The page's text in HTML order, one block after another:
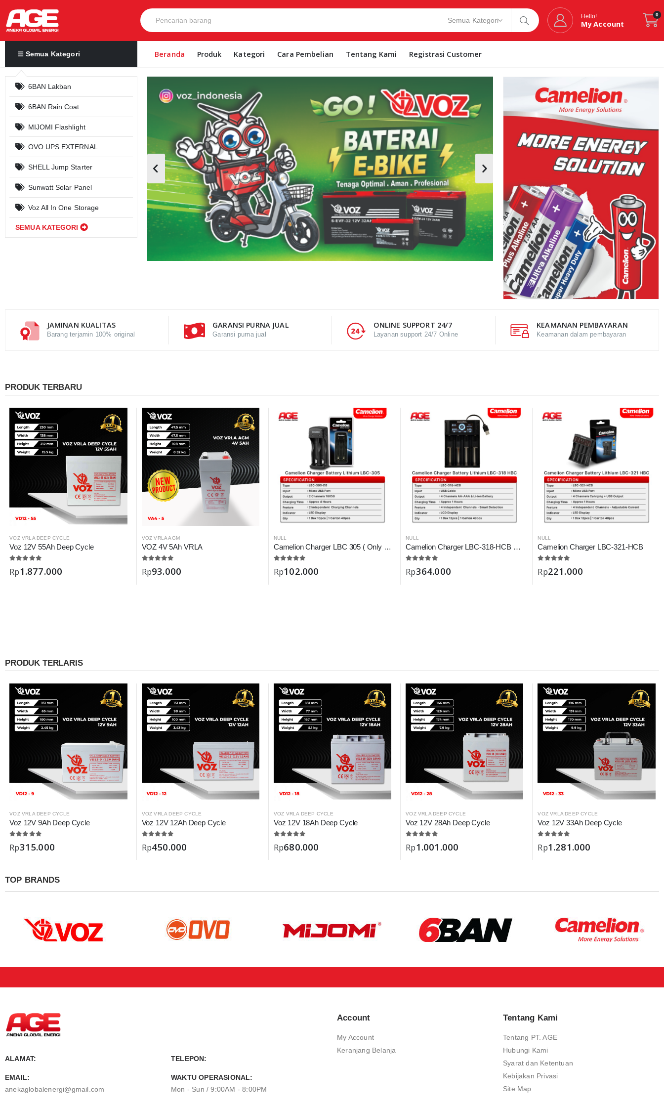
Hello!
My Account
0
Semua Kategori
6BAN Lakban
6BAN Rain Coat
MIJOMI Flashlight
OVO UPS EXTERNAL
SHELL Jump Starter
Sunwatt Solar Panel
Voz All In One Storage
SEMUA KATEGORI
Beranda Produk Kategori Cara Pembelian Tentang Kami Registrasi Customer
JAMINAN KUALITAS
Barang terjamin 100% original
GARANSI PURNA JUAL
Garansi purna jual
ONLINE SUPPORT 24/7
Layanan support 24/7 Online
KEAMANAN PEMBAYARAN
Keamanan dalam pembayaran
PRODUK TERBARU
VOZ VRLA DEEP CYCLE
Voz 12V 55Ah Deep Cycle
Rp1.877.000
VOZ VRLA AGM
VOZ 4V 5Ah VRLA
Rp93.000
NULL
Camelion Charger LBC 305 ( Only Battery 18650 )
Rp102.000
NULL
Camelion Charger LBC-318-HCB Digital
Rp364.000
NULL
Camelion Charger LBC-321-HCB
Rp221.000
PRODUK TERLARIS
VOZ VRLA DEEP CYCLE
Voz 12V 9Ah Deep Cycle
Rp315.000
VOZ VRLA DEEP CYCLE
Voz 12V 12Ah Deep Cycle
Rp450.000
VOZ VRLA DEEP CYCLE
Voz 12V 18Ah Deep Cycle
Rp680.000
VOZ VRLA DEEP CYCLE
Voz 12V 28Ah Deep Cycle
Rp1.001.000
VOZ VRLA DEEP CYCLE
Voz 12V 33Ah Deep Cycle
Rp1.281.000
TOP BRANDS
ALAMAT: TELEPON:
EMAIL:
anekaglobalenergi@gmail.com
WAKTU OPERASIONAL:
Mon - Sun / 9:00AM - 8:00PM
Account
My Account
Keranjang Belanja
Tentang Kami
Tentang PT. AGE
Hubungi Kami
Syarat dan Ketentuan
Kebijakan Privasi
Site Map